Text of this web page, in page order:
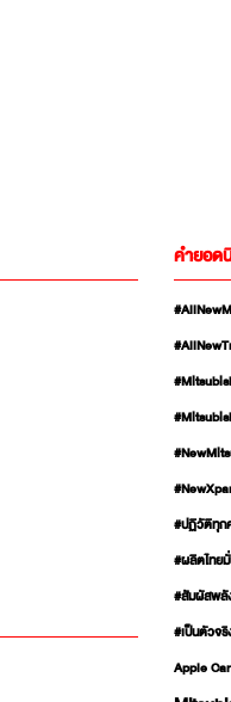
คำยอด
#ปฏิวัติทุก
#ผลิตไทย
#สัมผัสพลั
#เป็นตัวจริ
Apple